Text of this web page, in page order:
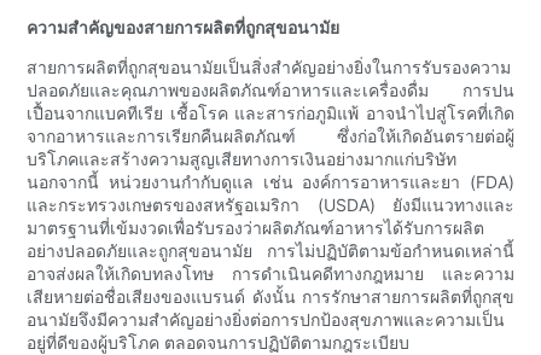
ความสำคัญของสายการผลิตที่ถูกสุขอนามัย
สายการผลิตที่ถูกสุขอนามัยเป็นสิ่งสำคัญอย่างยิ่งในการรับรองความ
ปลอดภัยและคุณภาพของผลิตภัณฑ์อาหารและเครื่องดื่ม การปน
เปื้อนจากแบคทีเรีย เชื้อโรค และสารก่อภูมิแพ้ อาจนำไปสู่โรคที่เกิด
จากอาหารและการเรียกคืนผลิตภัณฑ์ ซึ่งก่อให้เกิดอันตรายต่อผู้
บริโภคและสร้างความสูญเสียทางการเงินอย่างมากแก่บริษัท
นอกจากนี้ หน่วยงานกำกับดูแล เช่น องค์การอาหารและยา (FDA)
และกระทรวงเกษตรของสหรัฐอเมริกา (USDA) ยังมีแนวทางและ
มาตรฐานที่เข้มงวดเพื่อรับรองว่าผลิตภัณฑ์อาหารได้รับการผลิต
อย่างปลอดภัยและถูกสุขอนามัย การไม่ปฏิบัติตามข้อกำหนดเหล่านี้
อาจส่งผลให้เกิดบทลงโทษ การดำเนินคดีทางกฎหมาย และความ
เสียหายต่อชื่อเสียงของแบรนด์ ดังนั้น การรักษาสายการผลิตที่ถูกสุข
อนามัยจึงมีความสำคัญอย่างยิ่งต่อการปกป้องสุขภาพและความเป็น
อยู่ที่ดีของผู้บริโภค ตลอดจนการปฏิบัติตามกฎระเบียบ